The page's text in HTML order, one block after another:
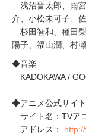
浅沼晋太郎、雨
介、小松未可子、佐
杉田智和、種田
陽子、福山潤、村
◆音楽
KADOKAWA /
◆アニメ公式サイト
サイト名：TVア
アドレス：